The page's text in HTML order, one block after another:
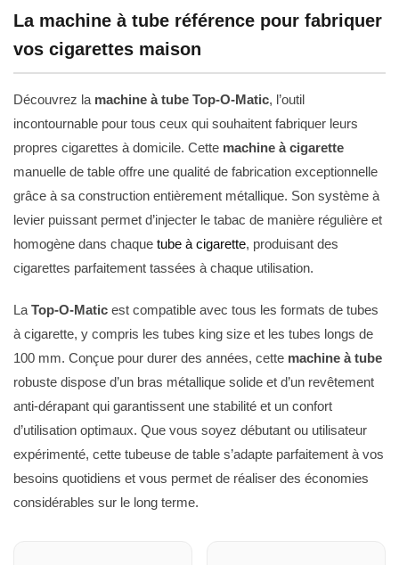
La machine à tube référence pour fabriquer
vos cigarettes maison
Découvrez la machine à tube Top-O-Matic, l’outil
incontournable pour tous ceux qui souhaitent fabriquer leurs
propres cigarettes à domicile. Cette machine à cigarette
manuelle de table offre une qualité de fabrication exceptionnelle
grâce à sa construction entièrement métallique. Son système à
levier puissant permet d’injecter le tabac de manière régulière et
homogène dans chaque tube à cigarette, produisant des
cigarettes parfaitement tassées à chaque utilisation.
La Top-O-Matic est compatible avec tous les formats de tubes
à cigarette, y compris les tubes king size et les tubes longs de
100 mm. Conçue pour durer des années, cette machine à tube
robuste dispose d’un bras métallique solide et d’un revêtement
anti-dérapant qui garantissent une stabilité et un confort
d’utilisation optimaux. Que vous soyez débutant ou utilisateur
expérimenté, cette tubeuse de table s’adapte parfaitement à vos
besoins quotidiens et vous permet de réaliser des économies
considérables sur le long terme.